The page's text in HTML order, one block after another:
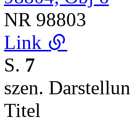
NR 98803
Link
S. 7
szen.
Titel